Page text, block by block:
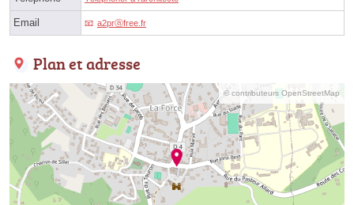
Email a2prⓐfree.fr
Plan et adresse
© contributeurs OpenStreetMap